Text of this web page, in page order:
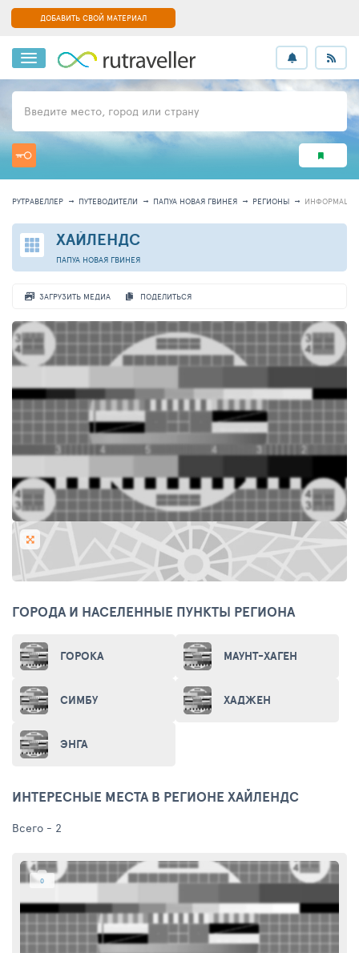
ДОБАВИТЬ СВОЙ МАТЕРИАЛ
Введите место, город или страну
РУТРАВЕЛЛЕР ПУТЕВОДИТЕЛИ ПАПУА НОВАЯ ГВИНЕЯ РЕГИОНЫ ИНФОРМАЦИЯ
ХАЙЛЕНДС
ПАПУА НОВАЯ ГВИНЕЯ
ЗАГРУЗИТЬ МЕДИА ПОДЕЛИТЬСЯ
ГОРОДА И НАСЕЛЕННЫЕ ПУНКТЫ РЕГИОНА
ГОРОКА МАУНТ-ХАГЕН
СИМБУ ХАДЖЕН
ЭНГА
ИНТЕРЕСНЫЕ МЕСТА В РЕГИОНЕ ХАЙЛЕНДС
Всего - 2
0